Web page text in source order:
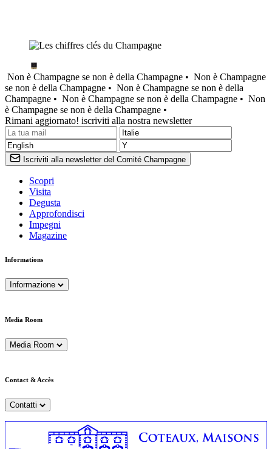
Non è Champagne se non è della Champagne • Non è Champagne
se non è della Champagne • Non è Champagne se non è della
Champagne • Non è Champagne se non è della Champagne • Non
è Champagne se non è della Champagne •
Rimani aggiornato! iscriviti alla nostra newsletter
Iscriviti alla newsletter del Comité Champagne
Scopri
Visita
Degusta
Approfondisci
Impegni
Magazine
Informations
Informazione
Media Room
Media Room
Contact & Accès
Contatti